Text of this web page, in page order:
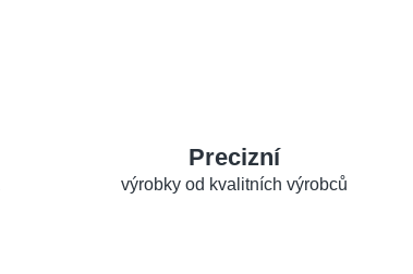
Precizní
výrobky od kvalitních výrobců